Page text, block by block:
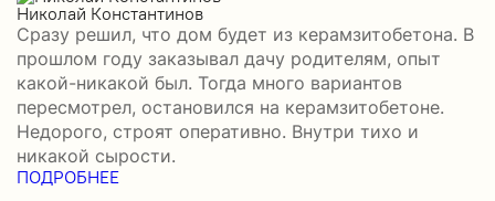
Николай Константинов
Сразу решил, что дом будет из керамзитобетона. В
прошлом году заказывал дачу родителям, опыт
какой-никакой был. Тогда много вариантов
пересмотрел, остановился на керамзитобетоне.
Недорого, строят оперативно. Внутри тихо и
никакой сырости.
ПОДРОБНЕЕ